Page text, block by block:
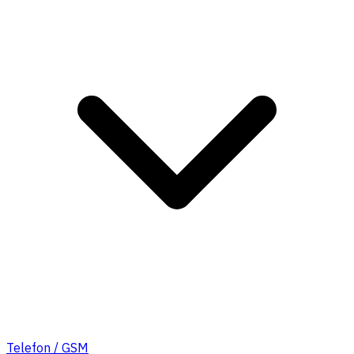
Telefon / GSM